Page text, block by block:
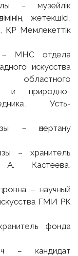
– музейлік
жетекшісі,
ҚР Мемлекеттік
– МНС отдела
искусства
областного
и природно-
Усть-
– өнертану
– хранитель
Кастеева,
– научный
ГМИ РК
фонда
– кандидат